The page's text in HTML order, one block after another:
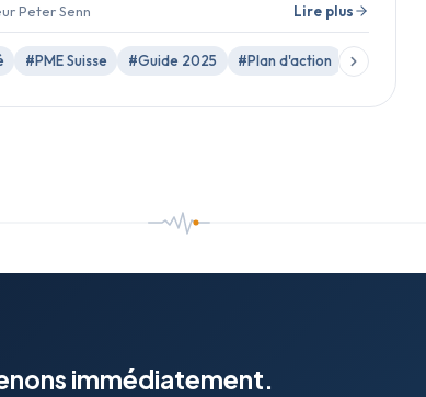
Peter Senn Lire plus
#PME Suisse #Guide 2025 #Plan d'action #MFA
immédiatement.